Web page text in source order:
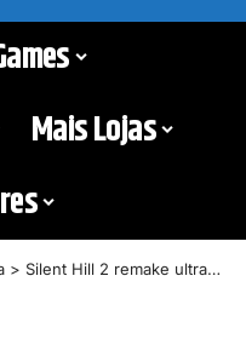
Mais Lojas
> Silent Hill 2 remake ultrapassa 2 milhões de unidades vendidas